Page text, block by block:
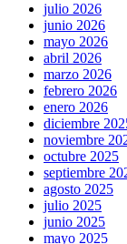
julio 2026
junio 2026
mayo 2026
abril 2026
marzo 2026
febrero 2026
enero 2026
diciembre
noviembre
octubre 2025
septiembre
agosto 2025
julio 2025
junio 2025
mayo 2025